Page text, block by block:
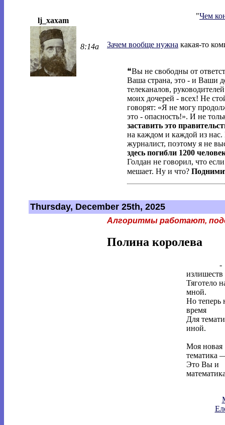
lj_xaxam
8:14a
"Чем
Зачем вообще нужна какая-то
❝Вы не свободны от
Ваша страна, это - и Ваши
телеканалов,
моих дочерей - всех! Не
говорят: «Я не могу
это - опасность!». И не
заставить это
на каждом и каждой из
журналист, поэтому я не
здесь погибли 1200
Голдан не говорил, что
мешает. Ну и что?
Thursday, December 25th, 2025
Алгоритмы работают,
Полина королева
-
излишеств
Тяготело
мной.
Но теперь
время
Для
иной.
Моя новая
тематика
Это Вы и